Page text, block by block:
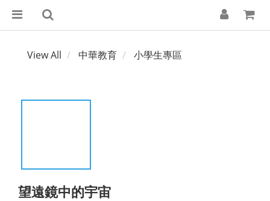
View All 中華教育 小學生專區
望遠鏡中的宇宙